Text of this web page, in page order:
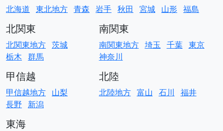
北海道 東北地方 青森 岩手 秋田 宮城 山形 福島
北関東
北関東地方 茨城
栃木 群馬
南関東
南関東地方 埼玉 千葉 東京
神奈川
甲信越
甲信越地方 山梨
長野
新潟
北陸
北陸地方 富山 石川 福井
東海